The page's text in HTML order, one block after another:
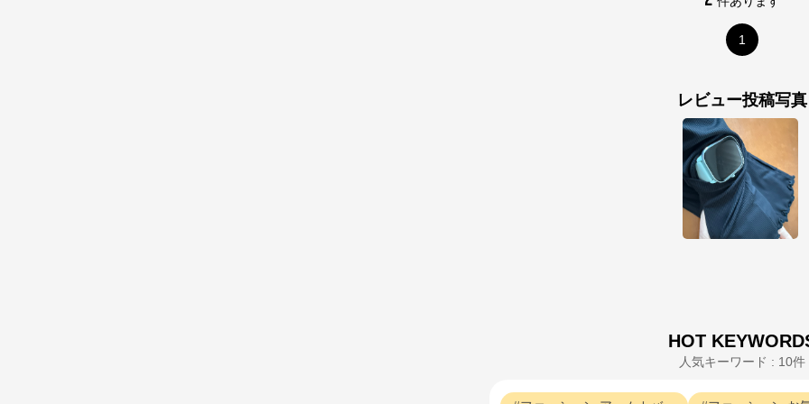
1
レビュー投稿写真
HOT
人気キーワード : 10件